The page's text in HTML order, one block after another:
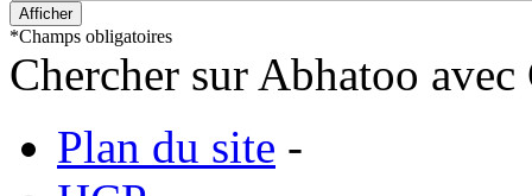
*Champs obligatoires
Chercher sur Abhatoo
Plan du site -